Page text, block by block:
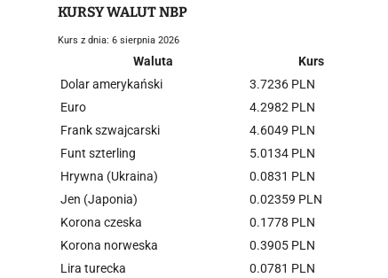
KURSY WALUT NBP
Kurs z dnia: 6 sierpnia 2026
Waluta
Kurs
Dolar amerykański
3.7236 PLN
Euro
4.2982 PLN
Frank szwajcarski
4.6049 PLN
Funt szterling
5.0134 PLN
Hrywna (Ukraina)
0.0831 PLN
Jen (Japonia)
0.02359 PLN
Korona czeska
0.1778 PLN
Korona norweska
0.3905 PLN
Lira turecka
0.0781 PLN